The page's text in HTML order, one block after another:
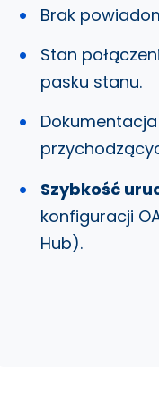
Brak
Stan
pasku stanu.
Szybkość
konfiguracji
Hub).